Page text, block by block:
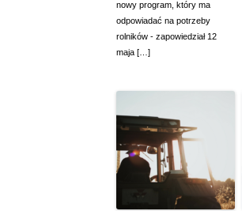
nowy program, który ma
odpowiadać na potrzeby
rolników - zapowiedział 12
maja […]